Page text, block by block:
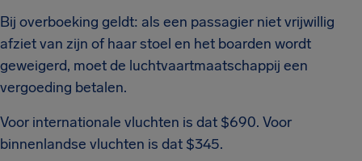
Bij overboeking geldt: als een passagier niet vrijwillig
afziet van zijn of haar stoel en het boarden wordt
geweigerd, moet de luchtvaartmaatschappij een
vergoeding betalen.
Voor internationale vluchten is dat $690. Voor
binnenlandse vluchten is dat $345.